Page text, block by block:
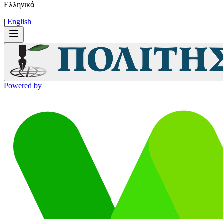
Ελληνικά
| Εnglish
Powered by